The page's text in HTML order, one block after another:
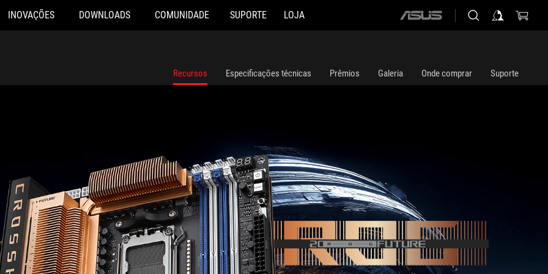
INOVAÇÕES DOWNLOADS COMUNIDADE SUPORTE LOJA
ASUS
Recursos Especificações técnicas Prêmios Galeria Onde comprar Suporte